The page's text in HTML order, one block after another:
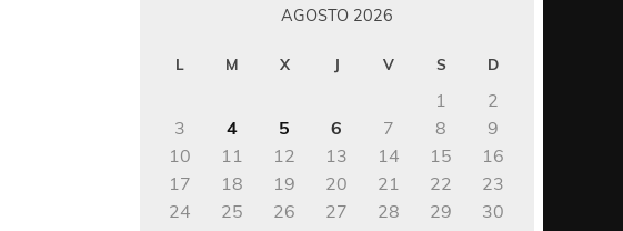
AGOSTO 2026
L M X J V S D
1
2
3
4 5 6 7 8
9
10
11 12 13 14 15
16
17
18 19 20 21 22
23
24
25 26 27 28 29
30